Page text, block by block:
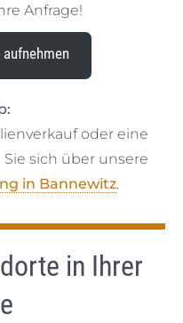
Anfrage!
oder eine
sich über unsere
in Bannewitz.
in Ihrer